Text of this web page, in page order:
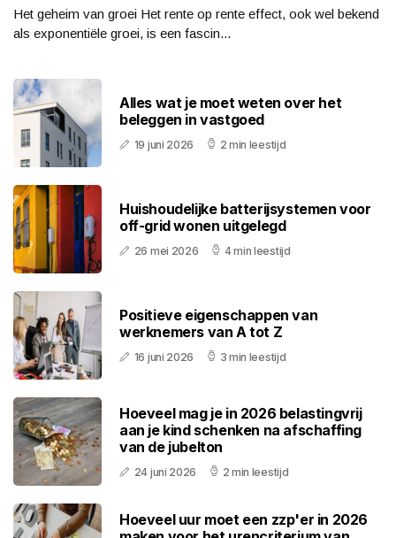
Het geheim van groei Het rente op rente effect, ook wel bekend
als exponentiële groei, is een fascin...
Alles wat je moet weten over het
beleggen in vastgoed
19 juni 2026 2 min leestijd
Huishoudelijke batterijsystemen voor
off-grid wonen uitgelegd
26 mei 2026 4 min leestijd
Positieve eigenschappen van
werknemers van A tot Z
16 juni 2026 3 min leestijd
Hoeveel mag je in 2026 belastingvrij
aan je kind schenken na afschaffing
van de jubelton
24 juni 2026 2 min leestijd
Hoeveel uur moet een zzp'er in 2026